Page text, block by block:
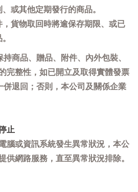
或其他定期發行的商品。
貨物取回時將逾保存期限、或已
商品、贈品、附件、內外包裝、
完整性，如已開立及取得實體發票
併退回；否則，本公司及關係企業
止
腦或資訊系統發生異常狀況，本公
供網路服務，直至異常狀況排除。